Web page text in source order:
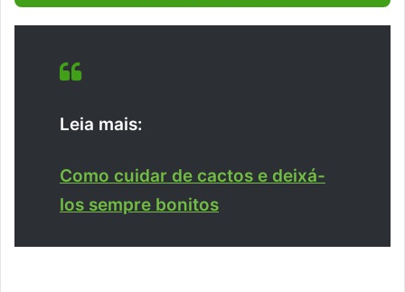
Leia mais:
Como cuidar de cactos e deixá-
los sempre bonitos